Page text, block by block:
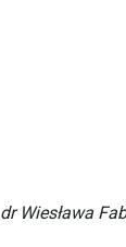
dr Wiesława